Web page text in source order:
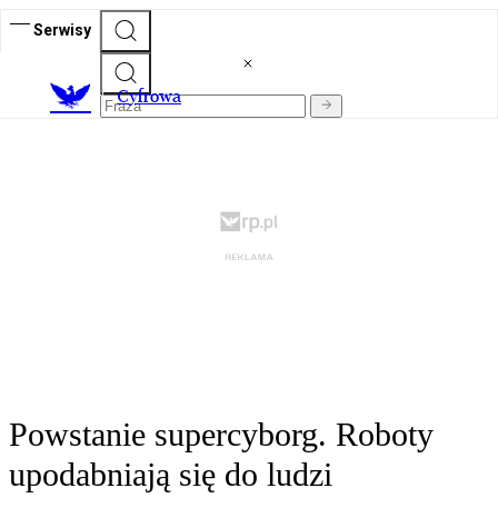
Serwisy
Cyfrowa
Powstanie supercyborg. Roboty
upodabniają się do ludzi